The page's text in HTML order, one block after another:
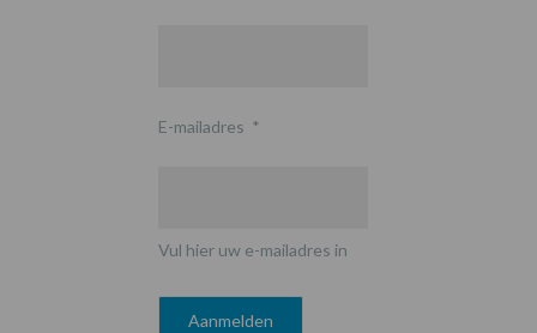
E-mailadres *
Vul hier uw e-mailadres in